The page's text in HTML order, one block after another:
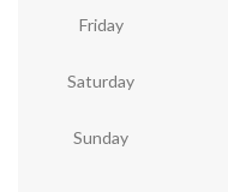
Friday
Saturday
Sunday